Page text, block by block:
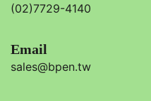
(02)7729-4140
Email
sales@bpen.tw